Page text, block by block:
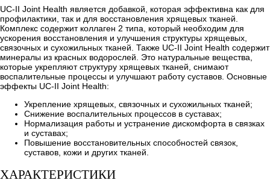
UC-II Joint Health является добавкой, которая эффективна как для
профилактики, так и для восстановления хрящевых тканей.
Комплекс содержит коллаген 2 типа, который необходим для
ускорения восстановления и улучшения структуры хрящевых,
связочных и сухожильных тканей. Также UC-II Joint Health содержит
минералы из красных водорослей. Это натуральные вещества,
которые укрепляют структуру хрящевых тканей, снимают
воспалительные процессы и улучшают работу суставов. Основные
эффекты UC-II Joint Health:
Укрепление хрящевых, связочных и сухожильных тканей;
Снижение воспалительных процессов в суставах;
Нормализация работы и устранение дискомфорта в связках
и суставах;
Повышение восстановительных способностей связок,
суставов, кожи и других тканей.
ХАРАКТЕРИСТИКИ